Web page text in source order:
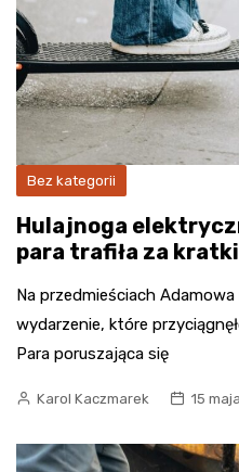
Bez kategorii
Hulajnoga
para trafiła za kratki
Na przedmieściach
wydarzenie, które
Para poruszająca się
Karol Kaczmarek 15